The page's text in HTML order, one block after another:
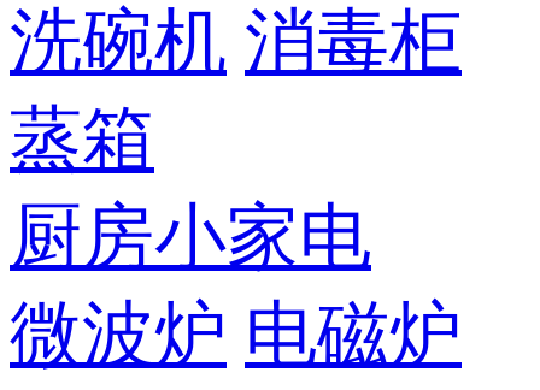
洗碗机 消毒柜
蒸箱
厨房小家电
微波炉 电磁炉